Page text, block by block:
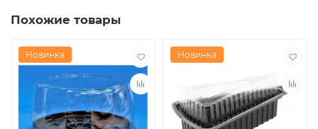
Похожие товары
Новинка Новинка